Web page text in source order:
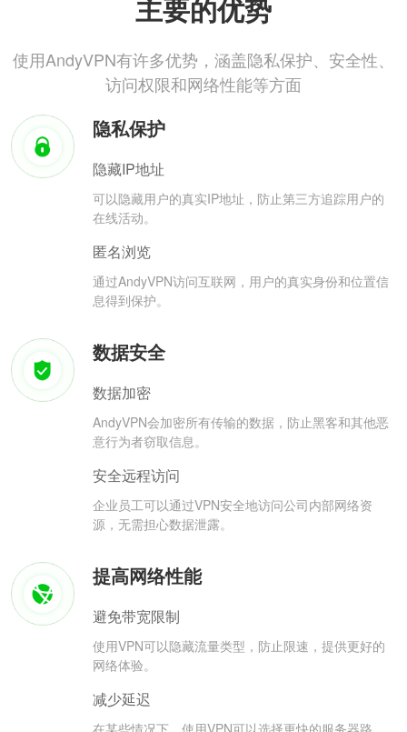
主要的优势
使用AndyVPN有许多优势，涵盖隐私保护、安全性、
访问权限和网络性能等方面
隐私保护
隐藏IP地址
可以隐藏用户的真实IP地址，防止第三方追踪用户的
在线活动。
匿名浏览
通过AndyVPN访问互联网，用户的真实身份和位置信
息得到保护。
数据安全
数据加密
AndyVPN会加密所有传输的数据，防止黑客和其他恶
意行为者窃取信息。
安全远程访问
企业员工可以通过VPN安全地访问公司内部网络资
源，无需担心数据泄露。
提高网络性能
避免带宽限制
使用VPN可以隐藏流量类型，防止限速，提供更好的
网络体验。
减少延迟